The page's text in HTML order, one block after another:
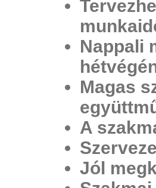
Nappali
Magas
A
Jól